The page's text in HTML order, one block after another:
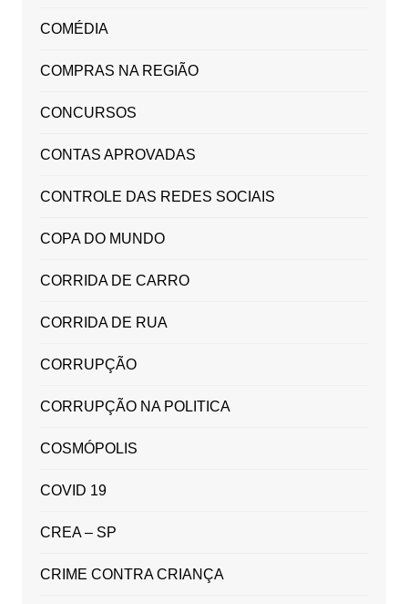
COMÉDIA
COMPRAS NA REGIÃO
CONCURSOS
CONTAS APROVADAS
CONTROLE DAS REDES SOCIAIS
COPA DO MUNDO
CORRIDA DE CARRO
CORRIDA DE RUA
CORRUPÇÃO
CORRUPÇÃO NA POLITICA
COSMÓPOLIS
COVID 19
CREA – SP
CRIME CONTRA CRIANÇA